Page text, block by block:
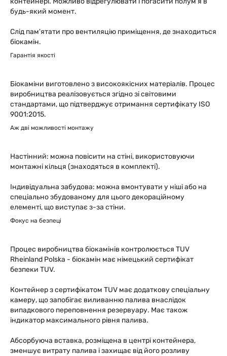
будь-який момент.
Слід пам'ятати про вентиляцію приміщення, де знаходиться
біокамін.
Гарантія якості
Біокаміни виготовлено з високоякісних матеріалів. Процес
виробництва реалізовується згідно зі світовими
стандартами, що підтверджує отримання сертифікату ISO
9001:2015.
Аж дві можливості монтажу
Настінний: можна повісити на стіні, використовуючи
монтажні кільця (знаходяться в комплекті).
Індивідуальна забудова: можна вмонтувати у ніші або на
спеціально збудованому для цього декораційному
елементі, що виступає з-за стіни.
Фокус на безпеці
Процес виробництва біокамінів контролюється TUV
Rheinland Polska - біокамін має німецький сертифікат
безпеки TUV.
Контейнер з сертифікатом TUV має додаткову спеціальну
камеру, що запобігає виливанню палива внаслідок
випадкового переповнення резервуару. Має також
індикатор максимального рівня палива.
Абсорбуюча вставка, розміщена в центрі контейнера,
зменшує витрату палива і захищає від його розливу